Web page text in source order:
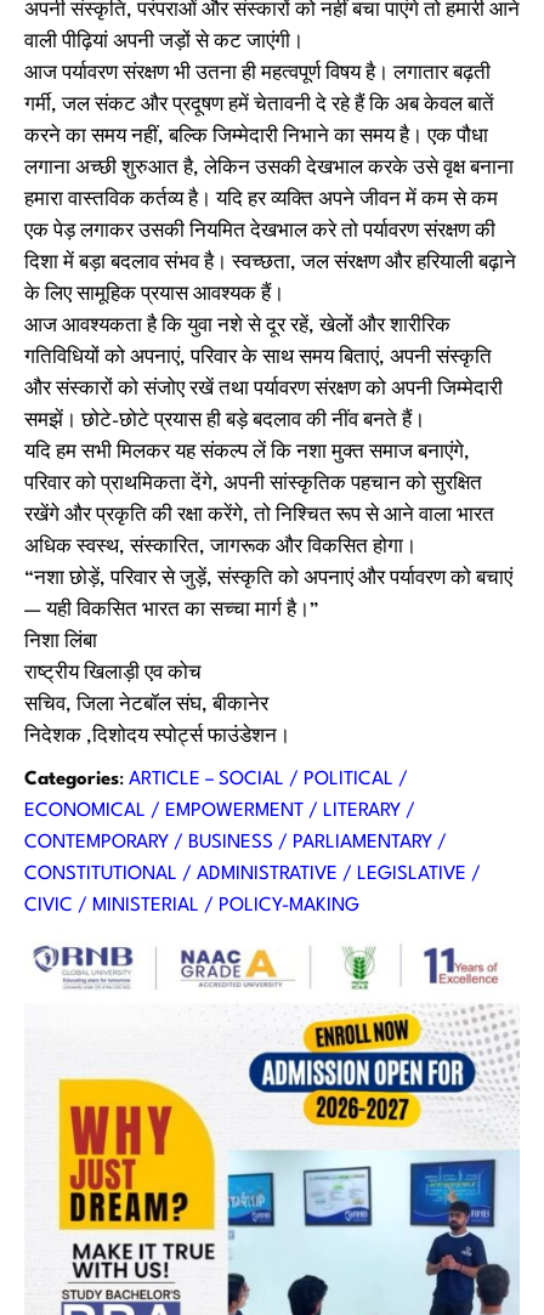
अपनी संस्कृति, परंपराओं और संस्कारों को नहीं बचा पाएंगे तो हमारी आने
वाली पीढ़ियां अपनी जड़ों से कट जाएंगी।
आज पर्यावरण संरक्षण भी उतना ही महत्वपूर्ण विषय है। लगातार बढ़ती
गर्मी, जल संकट और प्रदूषण हमें चेतावनी दे रहे हैं कि अब केवल बातें
करने का समय नहीं, बल्कि जिम्मेदारी निभाने का समय है। एक पौधा
लगाना अच्छी शुरुआत है, लेकिन उसकी देखभाल करके उसे वृक्ष बनाना
हमारा वास्तविक कर्तव्य है। यदि हर व्यक्ति अपने जीवन में कम से कम
एक पेड़ लगाकर उसकी नियमित देखभाल करे तो पर्यावरण संरक्षण की
दिशा में बड़ा बदलाव संभव है। स्वच्छता, जल संरक्षण और हरियाली बढ़ाने
के लिए सामूहिक प्रयास आवश्यक हैं।
आज आवश्यकता है कि युवा नशे से दूर रहें, खेलों और शारीरिक
गतिविधियों को अपनाएं, परिवार के साथ समय बिताएं, अपनी संस्कृति
और संस्कारों को संजोए रखें तथा पर्यावरण संरक्षण को अपनी जिम्मेदारी
समझें। छोटे-छोटे प्रयास ही बड़े बदलाव की नींव बनते हैं।
यदि हम सभी मिलकर यह संकल्प लें कि नशा मुक्त समाज बनाएंगे,
परिवार को प्राथमिकता देंगे, अपनी सांस्कृतिक पहचान को सुरक्षित
रखेंगे और प्रकृति की रक्षा करेंगे, तो निश्चित रूप से आने वाला भारत
अधिक स्वस्थ, संस्कारित, जागरूक और विकसित होगा।
“नशा छोड़ें, परिवार से जुड़ें, संस्कृति को अपनाएं और पर्यावरण को बचाएं
— यही विकसित भारत का सच्चा मार्ग है।”
निशा लिंबा
राष्ट्रीय खिलाड़ी एव कोच
सचिव, जिला नेटबॉल संघ, बीकानेर
निदेशक ,दिशोदय स्पोर्ट्स फाउंडेशन।
Categories: ARTICLE – SOCIAL / POLITICAL /
ECONOMICAL / EMPOWERMENT / LITERARY /
CONTEMPORARY / BUSINESS / PARLIAMENTARY /
CONSTITUTIONAL / ADMINISTRATIVE / LEGISLATIVE /
CIVIC / MINISTERIAL / POLICY-MAKING